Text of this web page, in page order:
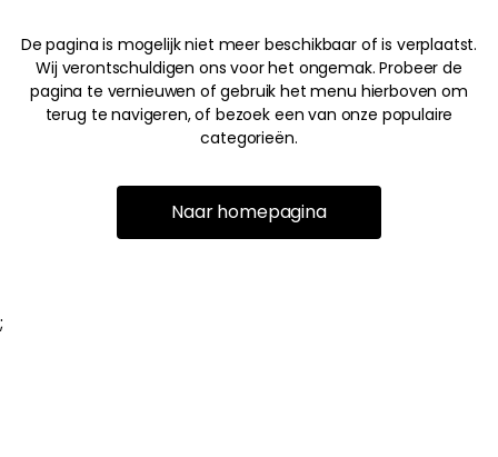
De pagina is mogelijk niet meer beschikbaar of is verplaatst.
Wij verontschuldigen ons voor het ongemak. Probeer de
pagina te vernieuwen of gebruik het menu hierboven om
terug te navigeren, of bezoek een van onze populaire
categorieën.
Naar homepagina
;